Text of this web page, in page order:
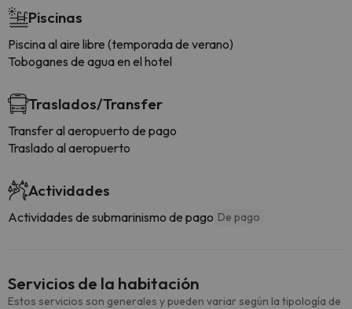
Piscinas
Piscina al aire libre (temporada de verano)
Toboganes de agua en el hotel
Traslados/Transfer
Transfer al aeropuerto de pago
Traslado al aeropuerto
Actividades
Actividades de submarinismo de pago De pago
Servicios de la habitación
Estos servicios son generales y pueden variar según la tipología de